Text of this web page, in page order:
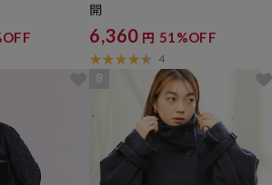
開
6,360 円 51%OFF
4
8